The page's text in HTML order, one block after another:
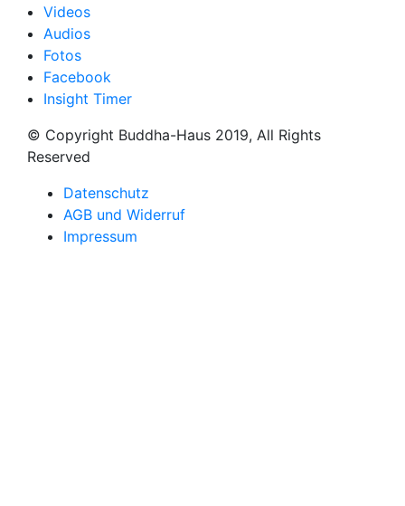
Videos
Audios
Fotos
Facebook
Insight Timer
© Copyright Buddha-Haus 2019, All Rights
Reserved
Datenschutz
AGB und Widerruf
Impressum